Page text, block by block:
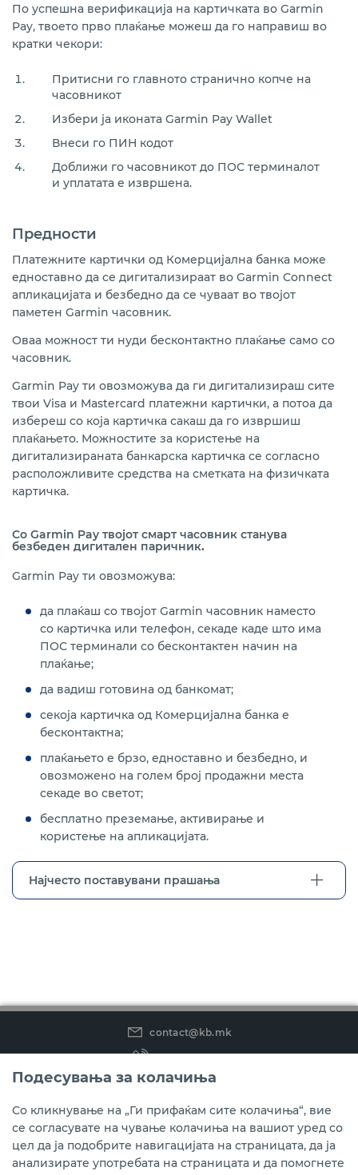
По успешна верификација на картичката во Garmin
Pay, твоето прво плаќање можеш да го направиш во
кратки чекори:
Притисни го главното странично копче на
часовникот
Избери ја иконата Garmin Pay Wallet
Внеси го ПИН кодот
Доближи го часовникот до ПОС терминалот
и уплатата е извршена.
Предности
Платежните картички од Комерцијална банка може
едноставно да се дигитализираат во Garmin Connect
апликацијата и безбедно да се чуваат во твојот
паметен Garmin часовник.
Оваа можност ти нуди бесконтактно плаќање само со
часовник.
Garmin Pay ти овозможува да ги дигитализираш сите
твои Visa и Mastercard платежни картички, а потоа да
избереш со која картичка сакаш да го извршиш
плаќањето. Можностите за користење на
дигитализираната банкарска картичка се согласно
расположливите средства на сметката на физичката
картичка.
Со Garmin Pay твојот смарт часовник станува
безбеден дигитален паричник.
Garmin Pay ти овозможува:
да плаќаш со твојот Garmin часовник наместо
со картичка или телефон, секаде каде што има
ПОС терминали со бесконтактен начин на
плаќање;
да вадиш готовина од банкомат;
секоја картичка од Комерцијална банка е
бесконтактна;
плаќањето е брзо, едноставно и безбедно, и
овозможено на голем број продажни места
секаде во светот;
бесплатно преземање, активирање и
користење на апликацијата.
Најчесто поставувани прашања
contact@kb.mk
(02) 3 296 800
Instagram
LinkedIn
Youtube
Преземете ја мобилната апликација мБанкаКо.
Подесувања за колачиња
Со кликнување на „Ги прифаќам сите колачиња“, вие
се согласувате на чување колачиња на вашиот уред со
цел да ја подобрите навигацијата на страницата, да ја
анализирате употребата на страницата и да помогнете